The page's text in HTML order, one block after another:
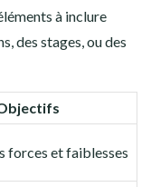
à inclure
des stages, ou des
forces et faiblesses